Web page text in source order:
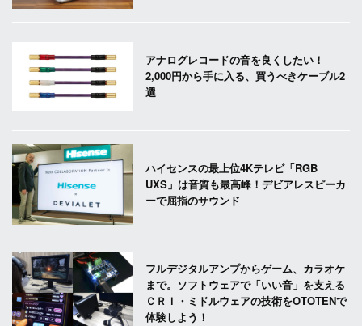
アナログレコードの音を良くしたい！
2,000円から手に入る、買うべきケーブル2
選
ハイセンスの最上位4Kテレビ「RGB
UXS」は音質も最高峰！デビアレスピーカ
ーで屈指のサウンド
フルデジタルアンプからゲーム、カラオケ
まで。ソフトウェアで「いい音」を支える
ＣＲＩ・ミドルウェアの技術をOTOTENで
体験しよう！